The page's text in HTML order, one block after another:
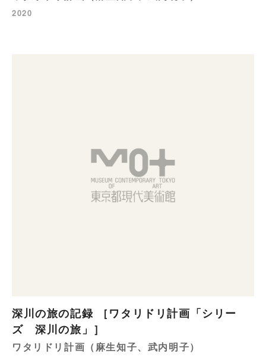
2020
深川の旅の記録 ［ワタリドリ計画「シリー
ズ 深川の旅」］
ワタリドリ計画（麻生知子、武内明子）